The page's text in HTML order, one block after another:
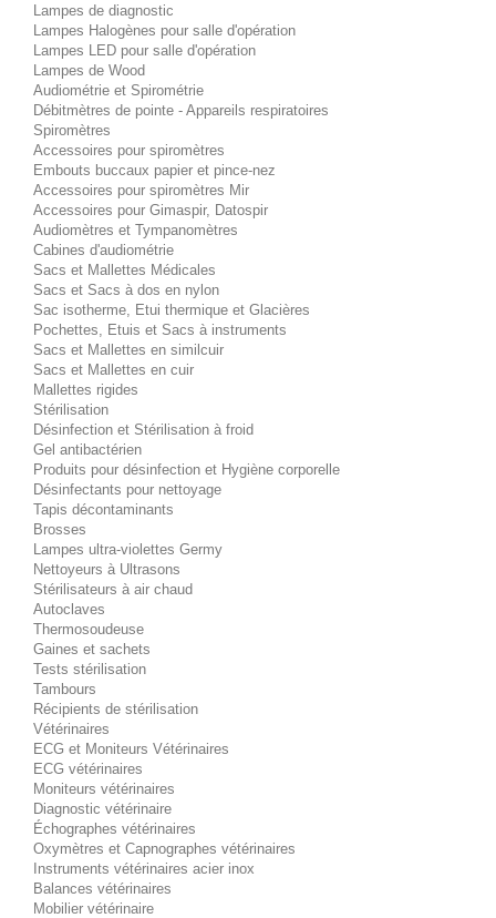
Lampes de diagnostic
Lampes Halogènes pour salle d'opération
Lampes LED pour salle d'opération
Lampes de Wood
Audiométrie et Spirométrie
Débitmètres de pointe - Appareils respiratoires
Spiromètres
Accessoires pour spiromètres
Embouts buccaux papier et pince-nez
Accessoires pour spiromètres Mir
Accessoires pour Gimaspir, Datospir
Audiomètres et Tympanomètres
Cabines d'audiométrie
Sacs et Mallettes Médicales
Sacs et Sacs à dos en nylon
Sac isotherme, Etui thermique et Glacières
Pochettes, Etuis et Sacs à instruments
Sacs et Mallettes en similcuir
Sacs et Mallettes en cuir
Mallettes rigides
Stérilisation
Désinfection et Stérilisation à froid
Gel antibactérien
Produits pour désinfection et Hygiène corporelle
Désinfectants pour nettoyage
Tapis décontaminants
Brosses
Lampes ultra-violettes Germy
Nettoyeurs à Ultrasons
Stérilisateurs à air chaud
Autoclaves
Thermosoudeuse
Gaines et sachets
Tests stérilisation
Tambours
Récipients de stérilisation
Vétérinaires
ECG et Moniteurs Vétérinaires
ECG vétérinaires
Moniteurs vétérinaires
Diagnostic vétérinaire
Échographes vétérinaires
Oxymètres et Capnographes vétérinaires
Instruments vétérinaires acier inox
Balances vétérinaires
Mobilier vétérinaire